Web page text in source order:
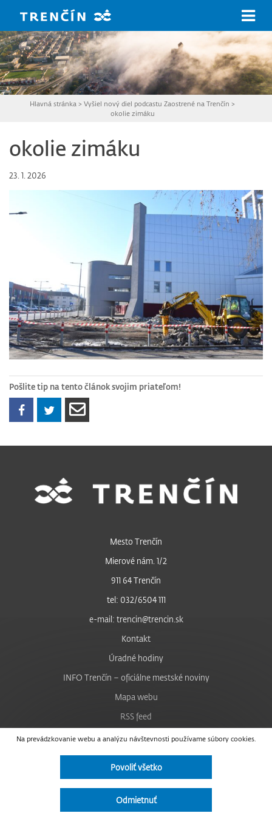
Hlavná stránka >Vyšiel nový diel podcastu Zaostrené na Trenčín >
okolie zimáku
okolie zimáku
23. 1. 2026
Pošlite tip na tento článok svojim priateľom!
Na prevádzkovanie webu a analýzu návštevnosti používame súbory cookies.
Povoliť všetko
Odmietnuť
Mesto Trenčín
Mierové nám. 1/2
911 64 Trenčín
tel: 032/6504 111
e-mail: trencin@trencin.sk
Kontakt
Úradné hodiny
INFO Trenčín – oficiálne mestské noviny
Mapa webu
RSS feed
Nastavenie cookies
Facebook
Instagram
Vyhlásenie o prístupnosti